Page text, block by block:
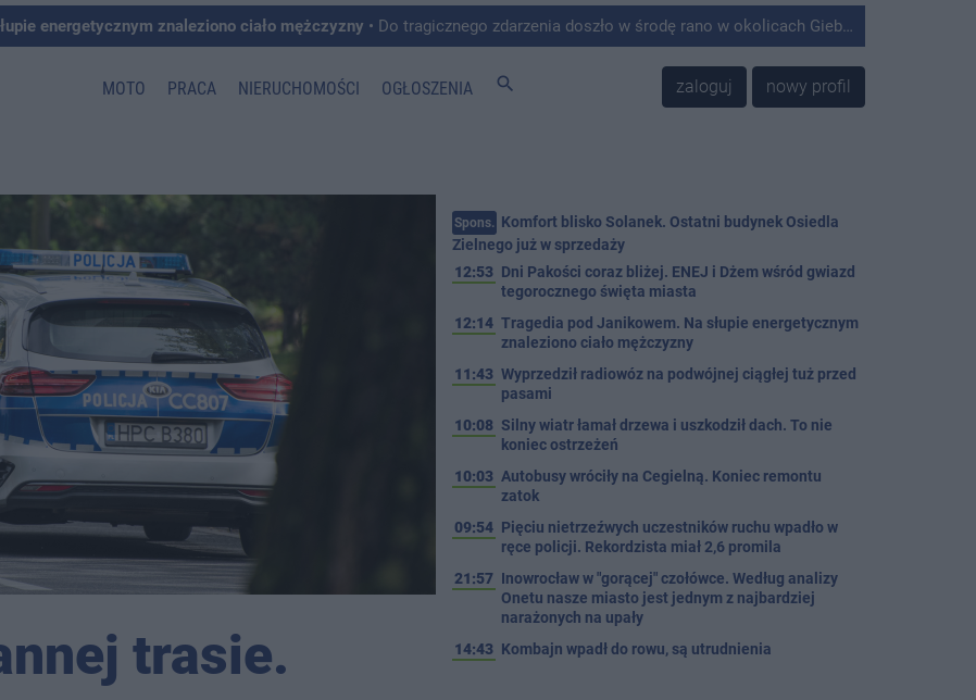
energetycznym znaleziono ciało mężczyzny • Do tragicznego zdarzenia doszło w środę rano w okolicach Giebni koło Janikowa. Wówczas na słupie energetycznym odnaleziono ciało mężczyzny.
MOTO PRACA NIERUCHOMOŚCI OGŁOSZENIA search zaloguj nowy profil
trasie.
Spons. Komfort blisko Solanek. Ostatni budynek Osiedla
Zielnego już w sprzedaży
12:53 Dni Pakości coraz bliżej. ENEJ i Dżem wśród gwiazd
tegorocznego święta miasta
12:14 Tragedia pod Janikowem. Na słupie energetycznym
znaleziono ciało mężczyzny
11:43 Wyprzedził radiowóz na podwójnej ciągłej tuż przed
pasami
10:08 Silny wiatr łamał drzewa i uszkodził dach. To nie
koniec ostrzeżeń
10:03 Autobusy wróciły na Cegielną. Koniec remontu
zatok
09:54 Pięciu nietrzeźwych uczestników ruchu wpadło w
ręce policji. Rekordzista miał 2,6 promila
21:57 Inowrocław w "gorącej" czołówce. Według analizy
Onetu nasze miasto jest jednym z najbardziej
narażonych na upały
14:43 Kombajn wpadł do rowu, są utrudnienia